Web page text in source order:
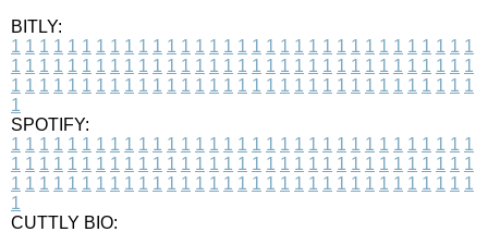
BITLY:
1 1 1 1 1 1 1 1 1 1 1 1 1 1 1 1 1 1 1 1 1 1 1 1 1 1 1 1 1 1 1 1 1
1 1 1 1 1 1 1 1 1 1 1 1 1 1 1 1 1 1 1 1 1 1 1 1 1 1 1 1 1 1 1 1 1
1 1 1 1 1 1 1 1 1 1 1 1 1 1 1 1 1 1 1 1 1 1 1 1 1 1 1 1 1 1 1 1 1
1
SPOTIFY:
1 1 1 1 1 1 1 1 1 1 1 1 1 1 1 1 1 1 1 1 1 1 1 1 1 1 1 1 1 1 1 1 1
1 1 1 1 1 1 1 1 1 1 1 1 1 1 1 1 1 1 1 1 1 1 1 1 1 1 1 1 1 1 1 1 1
1 1 1 1 1 1 1 1 1 1 1 1 1 1 1 1 1 1 1 1 1 1 1 1 1 1 1 1 1 1 1 1 1
1
CUTTLY BIO: